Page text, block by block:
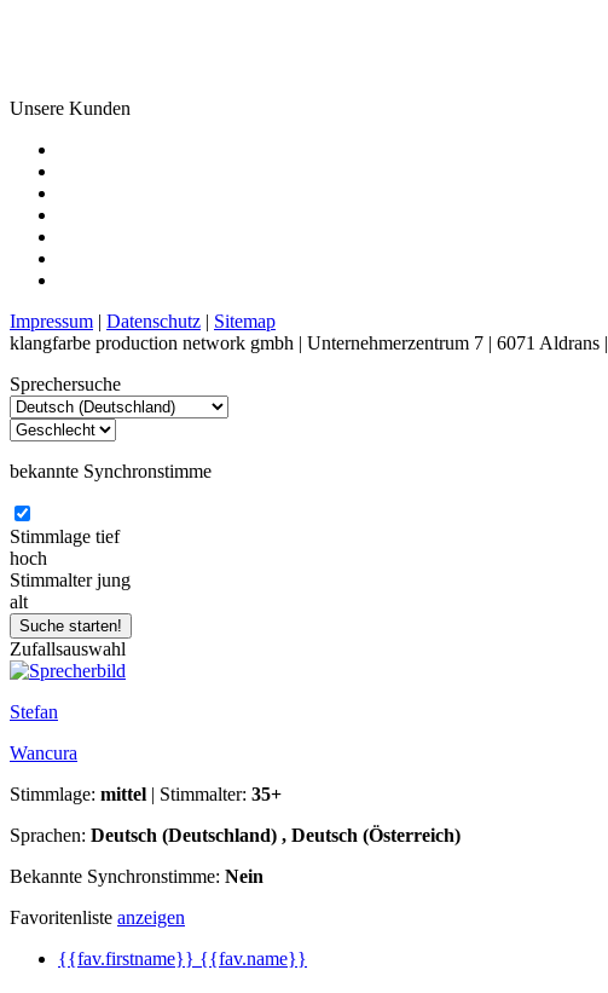
Unsere Kunden
Impressum | Datenschutz | Sitemap
klangfarbe production network gmbh | Unternehmerzentrum 7 | 6071 Aldrans |
Sprechersuche
bekannte Synchronstimme
Stimmlage tief
hoch
Stimmalter jung
alt
Zufallsauswahl
Stefan
Wancura
Stimmlage: mittel | Stimmalter: 35+
Sprachen: Deutsch (Deutschland) , Deutsch (Österreich)
Bekannte Synchronstimme: Nein
Favoritenliste anzeigen
{{fav.firstname}} {{fav.name}}